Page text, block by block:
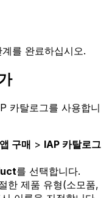
를 완료하십시오.
카탈로그를 사용합니
구매 > IAP 카탈로그
를 선택합니다.
한 제품 유형(소모품,